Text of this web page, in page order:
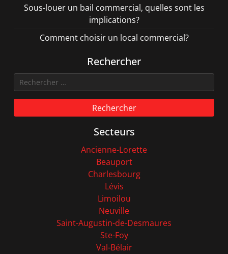
Sous-louer un bail commercial, quelles sont les
implications?
Comment choisir un local commercial?
Rechercher
Rechercher
Secteurs
Ancienne-Lorette
Beauport
Charlesbourg
Lévis
Limoilou
Neuville
Saint-Augustin-de-Desmaures
Ste-Foy
Val-Bélair